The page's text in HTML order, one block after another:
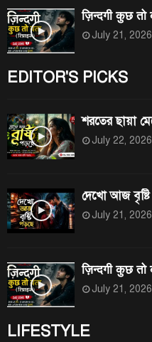
ज़िन्दगी कुछ
July 21, 2026
EDITOR'S PICKS
শরতের ছায়া
July 22, 2026
দেখো আজ
July 21, 2026
ज़िन्दगी कुछ
July 21, 2026
LIFESTYLE